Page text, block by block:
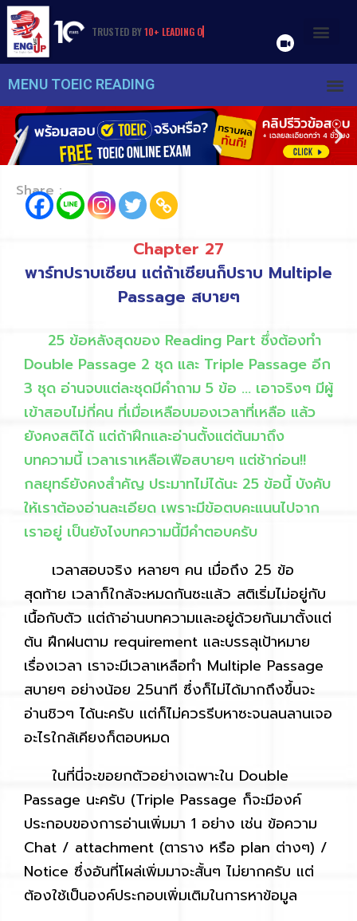
TRUSTED BY10+ LEADING OR
MENU TOEIC READING
Share :
Chapter 27
พาร์ทปราบเซียน แต่ถ้าเซียนก็ปราบ Multiple
Passage สบายๆ
25 ข้อหลังสุดของ Reading Part ซึ่งต้องทำ
Double Passage 2 ชุด และ Triple Passage อีก
3 ชุด อ่านจบแต่ละชุดมีคำถาม 5 ข้อ … เอาจริงๆ มีผู้
เข้าสอบไม่กี่คน ที่เมื่อเหลือบมองเวลาที่เหลือ แล้ว
ยังคงสติได้ แต่ถ้าฝึกและอ่านตั้งแต่ต้นมาถึง
บทความนี้ เวลาเราเหลือเฟือสบายๆ แต่ช้าก่อน!!
กลยุทธ์ยังคงสำคัญ ประมาทไม่ได้นะ 25 ข้อนี้ บังคับ
ให้เราต้องอ่านละเอียด เพราะมีข้อตบคะแนนไปจาก
เราอยู่ เป็นยังไงบทความนี้มีคำตอบครับ
เวลาสอบจริง หลายๆ คน เมื่อถึง 25 ข้อ
สุดท้าย เวลาก็ใกล้จะหมดกันซะแล้ว สติเริ่มไม่อยู่กับ
เนื้อกับตัว แต่ถ้าอ่านบทความและอยู่ด้วยกันมาตั้งแต่
ต้น ฝึกฝนตาม requirement และบรรลุเป้าหมาย
เรื่องเวลา เราจะมีเวลาเหลือทำ Multiple Passage
สบายๆ อย่างน้อย 25นาที ซึ่งก็ไม่ได้มากถึงขึ้นจะ
อ่านชิวๆ ได้นะครับ แต่ก็ไม่ควรรีบหาซะจนลนลานเจอ
อะไรใกล้เคียงก็ตอบหมด
ในที่นี่จะขอยกตัวอย่างเฉพาะใน Double
Passage นะครับ (Triple Passage ก็จะมีองค์
ประกอบของการอ่านเพิ่มมา 1 อย่าง เช่น ข้อความ
Chat / attachment (ตาราง หรือ plan ต่างๆ) /
Notice ซึ่งอันที่โผล่เพิ่มมาจะสั้นๆ ไม่ยากครับ แต่
ต้องใช้เป็นองค์ประกอบเพิ่มเติมในการหาข้อมูล